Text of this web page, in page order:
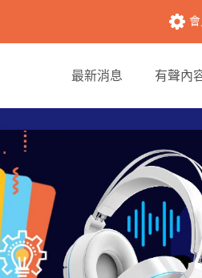
最新消息 有聲內